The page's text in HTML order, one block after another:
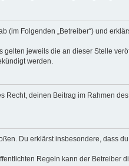
(im Folgenden „Betreiber“) und
gelten jeweils die an dieser Stelle
werden.
Recht, deinen Beitrag im Rahmen
Du erklärst insbesondere, dass
Regeln kann der Betreiber